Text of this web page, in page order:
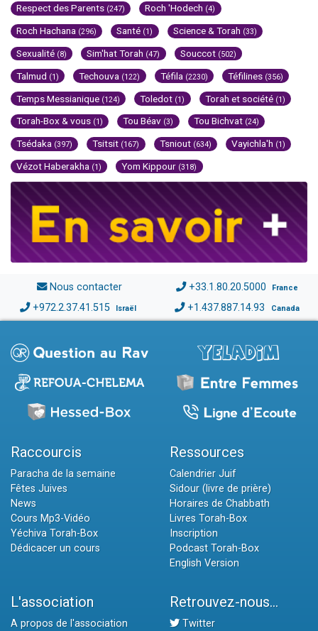
Respect des Parents (247) Roch 'Hodech (4)
Roch Hachana (296) Santé (1) Science & Torah (33)
Sexualité (8) Sim'hat Torah (47) Souccot (502)
Talmud (1) Techouva (122) Téfila (2230) Téfilines (356)
Temps Messianique (124) Toledot (1) Torah et société (1)
Torah-Box & vous (1) Tou Béav (3) Tou Bichvat (24)
Tsédaka (397) Tsitsit (167) Tsniout (634) Vayichla'h (1)
Vézot Haberakha (1) Yom Kippour (318)
Nous contacter +33.1.80.20.5000 France
+972.2.37.41.515 Israël +1.437.887.14.93 Canada
Raccourcis
Paracha de la semaine
Fêtes Juives
News
Cours Mp3-Vidéo
Yéchiva Torah-Box
Dédicacer un cours
Ressources
Calendrier Juif
Sidour (livre de prière)
Horaires de Chabbath
Livres Torah-Box
Inscription
Podcast Torah-Box
English Version
L'association
A propos de l'association
Retrouvez-nous...
Twitter